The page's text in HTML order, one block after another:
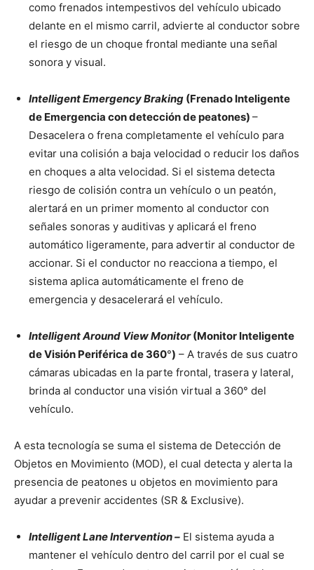
como frenados intempestivos del vehículo ubicado
delante en el mismo carril, advierte al conductor sobre
el riesgo de un choque frontal mediante una señal
sonora y visual.
Intelligent Emergency Braking (Frenado Inteligente
de Emergencia con detección de peatones) –
Desacelera o frena completamente el vehículo para
evitar una colisión a baja velocidad o reducir los daños
en choques a alta velocidad. Si el sistema detecta
riesgo de colisión contra un vehículo o un peatón,
alertará en un primer momento al conductor con
señales sonoras y auditivas y aplicará el freno
automático ligeramente, para advertir al conductor de
accionar. Si el conductor no reacciona a tiempo, el
sistema aplica automáticamente el freno de
emergencia y desacelerará el vehículo.
Intelligent Around View Monitor(Monitor Inteligente
de Visión Periférica de 360°) – A través de sus cuatro
cámaras ubicadas en la parte frontal, trasera y lateral,
brinda al conductor una visión virtual a 360° del
vehículo.
A esta tecnología se suma el sistema de Detección de
Objetos en Movimiento (MOD), el cual detecta y alerta la
presencia de peatones u objetos en movimiento para
ayudar a prevenir accidentes (SR & Exclusive).
Intelligent Lane Intervention – El sistema ayuda a
mantener el vehículo dentro del carril por el cual se